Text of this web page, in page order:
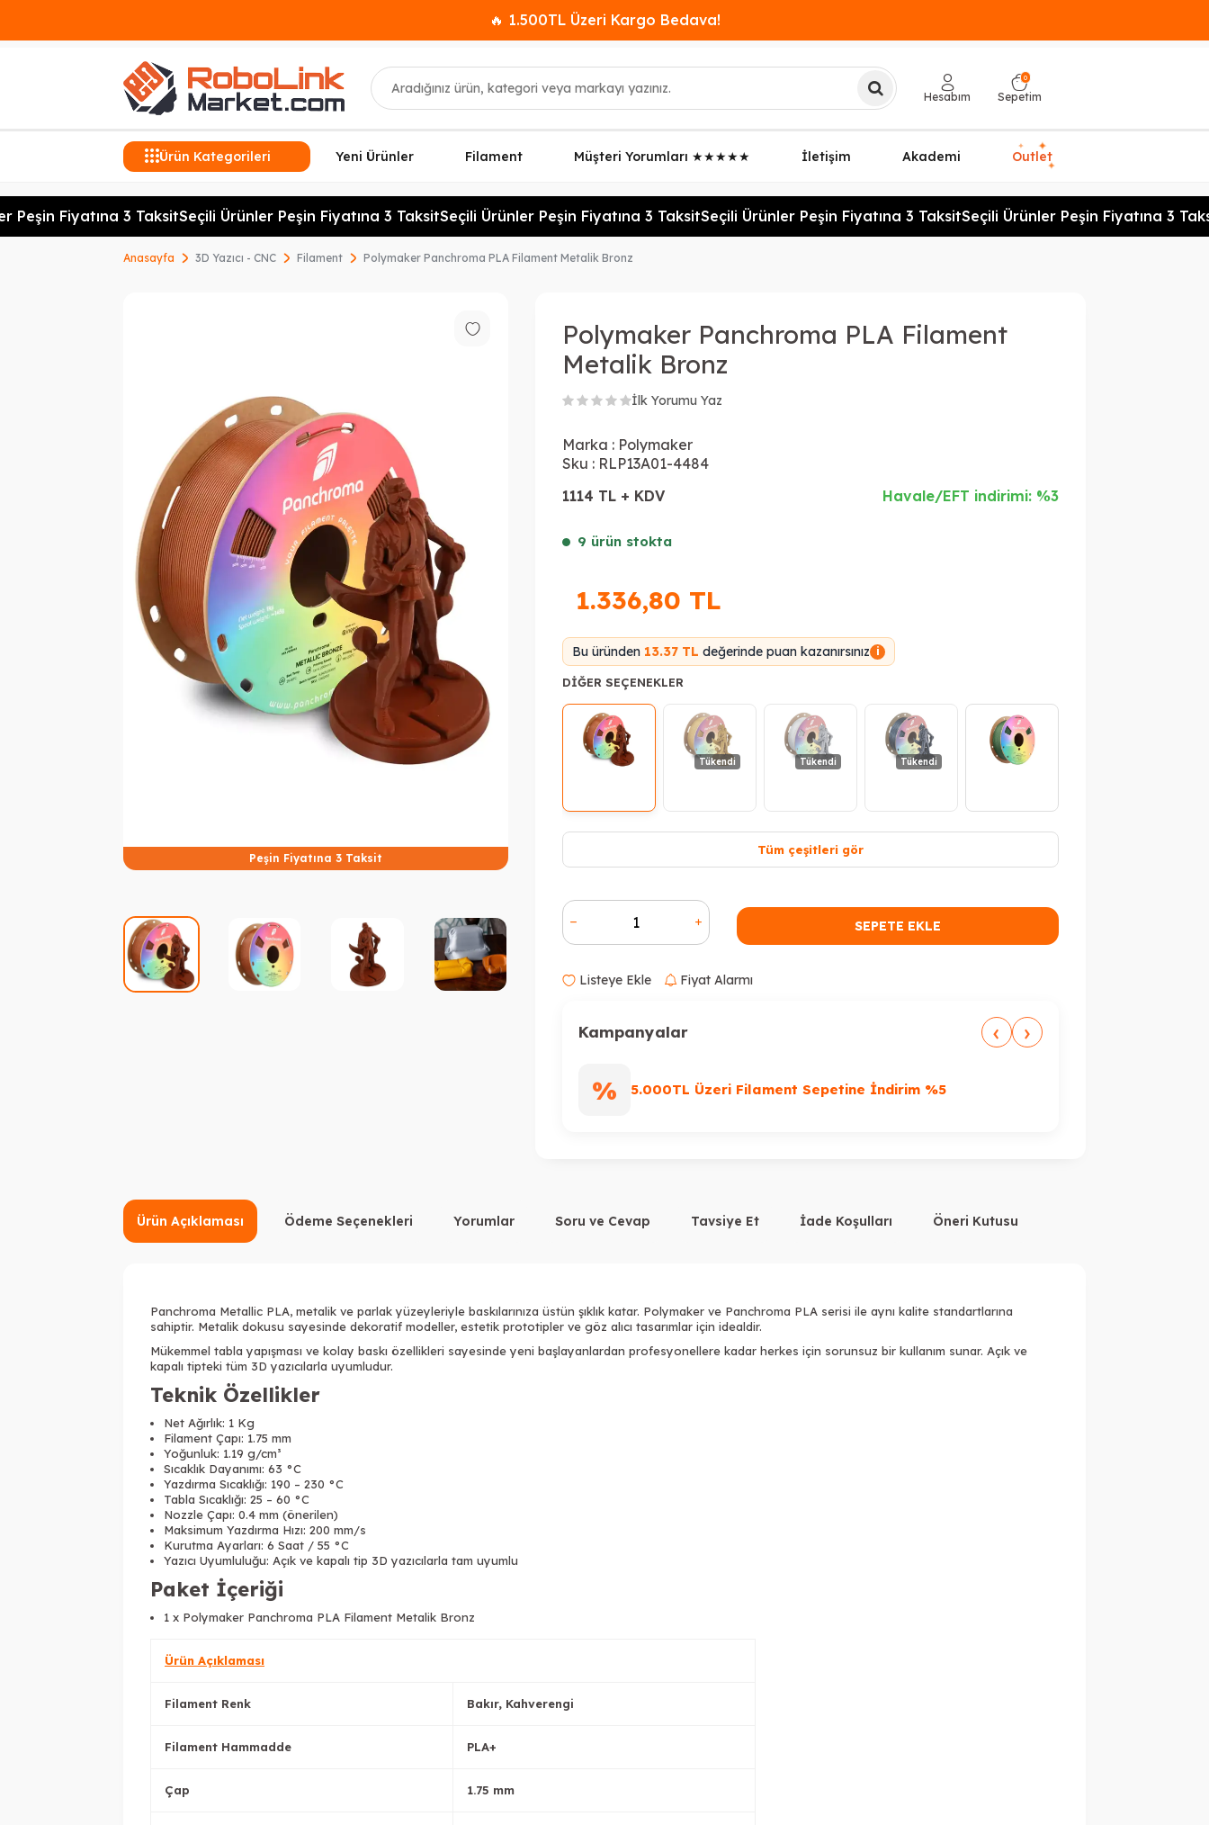
🔥 1.500TL Üzeri Kargo Bedava!
Ara
Hesabım
0
Sepetim
Ürün Kategorileri Yeni Ürünler Filament Müşteri Yorumları ★★★★★ İletişim Akademi Outlet
✦ ✦
✦
Fiyatına 3 TaksitSeçili Ürünler Peşin Fiyatına 3 TaksitSeçili Ürünler Peşin Fiyatına 3 TaksitSeçili Ürünler Peşin Fiyatına 3 TaksitSeçili Ürünler Peşin Fiyatına 3 Taksit
Anasayfa 3D Yazıcı - CNC Filament Polymaker Panchroma PLA Filament Metalik Bronz
Peşin Fiyatına 3 Taksit Peşin Fiyatına 3 Taksit
Polymaker Panchroma PLA Filament
Metalik Bronz
İlk Yorumu Yaz
Marka : Polymaker
Sku : RLP13A01-4484
1114 TL + KDV
Havale/EFT indirimi: %3
9 ürün stokta
1.336,80 TL
Bu üründen 13.37 TL değerinde puan kazanırsınız i
DIĞER SEÇENEKLER
Tükendi Tükendi Tükendi
Tüm çeşitleri gör
SEPETE EKLE
Listeye Ekle Fiyat Alarmı
Kampanyalar ‹ ›
% 5.000TL Üzeri Filament Sepetine İndirim %5
Ürün Açıklaması Ödeme Seçenekleri Yorumlar Soru ve Cevap Tavsiye Et İade Koşulları Öneri Kutusu
Panchroma Metallic PLA, metalik ve parlak yüzeyleriyle baskılarınıza üstün şıklık katar. Polymaker ve Panchroma PLA serisi ile aynı kalite standartlarına
sahiptir. Metalik dokusu sayesinde dekoratif modeller, estetik prototipler ve göz alıcı tasarımlar için idealdir.
Mükemmel tabla yapışması ve kolay baskı özellikleri sayesinde yeni başlayanlardan profesyonellere kadar herkes için sorunsuz bir kullanım sunar. Açık ve
kapalı tipteki tüm 3D yazıcılarla uyumludur.
Teknik Özellikler
Net Ağırlık: 1 Kg
Filament Çapı: 1.75 mm
Yoğunluk: 1.19 g/cm³
Sıcaklık Dayanımı: 63 °C
Yazdırma Sıcaklığı: 190 – 230 °C
Tabla Sıcaklığı: 25 – 60 °C
Nozzle Çapı: 0.4 mm (önerilen)
Maksimum Yazdırma Hızı: 200 mm/s
Kurutma Ayarları: 6 Saat / 55 °C
Yazıcı Uyumluluğu: Açık ve kapalı tip 3D yazıcılarla tam uyumlu
Paket İçeriği
1 x Polymaker Panchroma PLA Filament Metalik Bronz
Ürün Açıklaması
Filament Renk Bakır, Kahverengi
Filament Hammadde PLA+
Çap 1.75 mm